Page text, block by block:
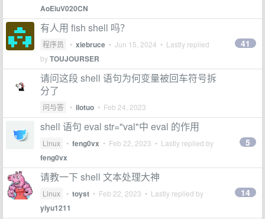
AoEiuV020CN
有人用 fish shell 吗？
程序员 • xiebruce • Jun 15, 2024 • Lastly replied
byTOUJOURSER
41
请问这段 shell 语句为何变量被回车符号拆
分了
问与答 • ilotuo • Feb 24, 2023
shell 语句 eval str="val"中 eval 的作用
Linux • feng0vx • Feb 22, 2023 • Lastly replied by
feng0vx
5
请教一下 shell 文本处理大神
Linux • toyst • Feb 22, 2023 • Lastly replied by
yiyu1211
14